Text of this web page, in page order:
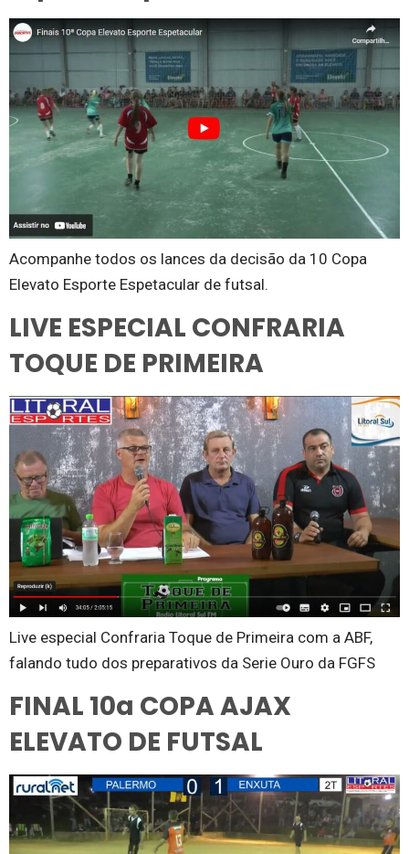
Acompanhe todos os lances da decisão da 10 Copa
Elevato Esporte Espetacular de futsal.
LIVE ESPECIAL CONFRARIA
TOQUE DE PRIMEIRA
Live especial Confraria Toque de Primeira com a ABF,
falando tudo dos preparativos da Serie Ouro da FGFS
FINAL 10a COPA AJAX
ELEVATO DE FUTSAL